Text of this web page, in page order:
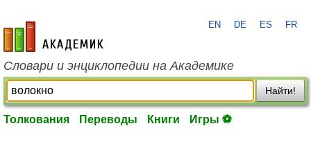
academic.ru
EN DE ES FR
Словари и энциклопедии на Академике
Найти!
Толкования Переводы Книги Игры ⚽